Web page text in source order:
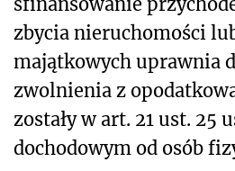
zbycia nieruchomości
majątkowych uprawnia
zwolnienia z
zostały w art. 21 ust. 25
dochodowym od osób